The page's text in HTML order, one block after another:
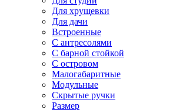
Для хрущевки
Для дачи
Встроенные
С антресолями
С барной стойкой
С островом
Малогабаритные
Модульные
Скрытые ручки
Размер